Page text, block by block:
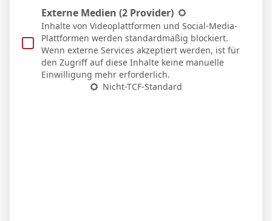
WEITERE ARTIKEL
Externe Medien (2 Provider)
Inhalte von Videoplattformen und Social-Media-
Plattformen werden standardmäßig blockiert.
Wenn externe Services akzeptiert werden, ist für
den Zugriff auf diese Inhalte keine manuelle
Einwilligung mehr erforderlich.
Nicht-TCF-Standard